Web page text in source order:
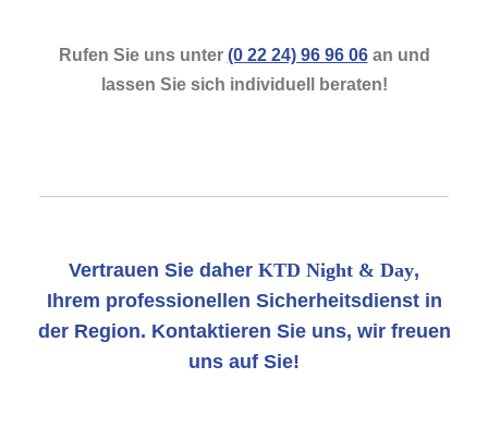
Rufen Sie uns unter (0 22 24) 96 96 06an und
lassen Sie sich individuell beraten!
Vertrauen Sie daher KTD Night & Day,
Ihrem professionellen Sicherheitsdienst in
der Region. Kontaktieren Sie uns, wir freuen
uns auf Sie!